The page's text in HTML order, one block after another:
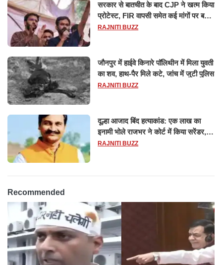
सरकार से बातचीत के बाद CJP ने खत्म किया
प्रोटेस्ट, FIR वापसी समेत कई मांगों पर बनी
सहमति
RAJNITI BUZZ
जौनपुर में हाईवे किनारे पॉलिथीन में मिला युवती
का शव, हाथ-पैर मिले कटे, जांच में जुटी पुलिस
RAJNITI BUZZ
दूल्हा आजाद बिंद हत्याकांड: एक लाख का
इनामी भोले राजभर ने कोर्ट में किया सरेंडर,
14 दिन के लिए भेजा गया जेल
RAJNITI BUZZ
Recommended